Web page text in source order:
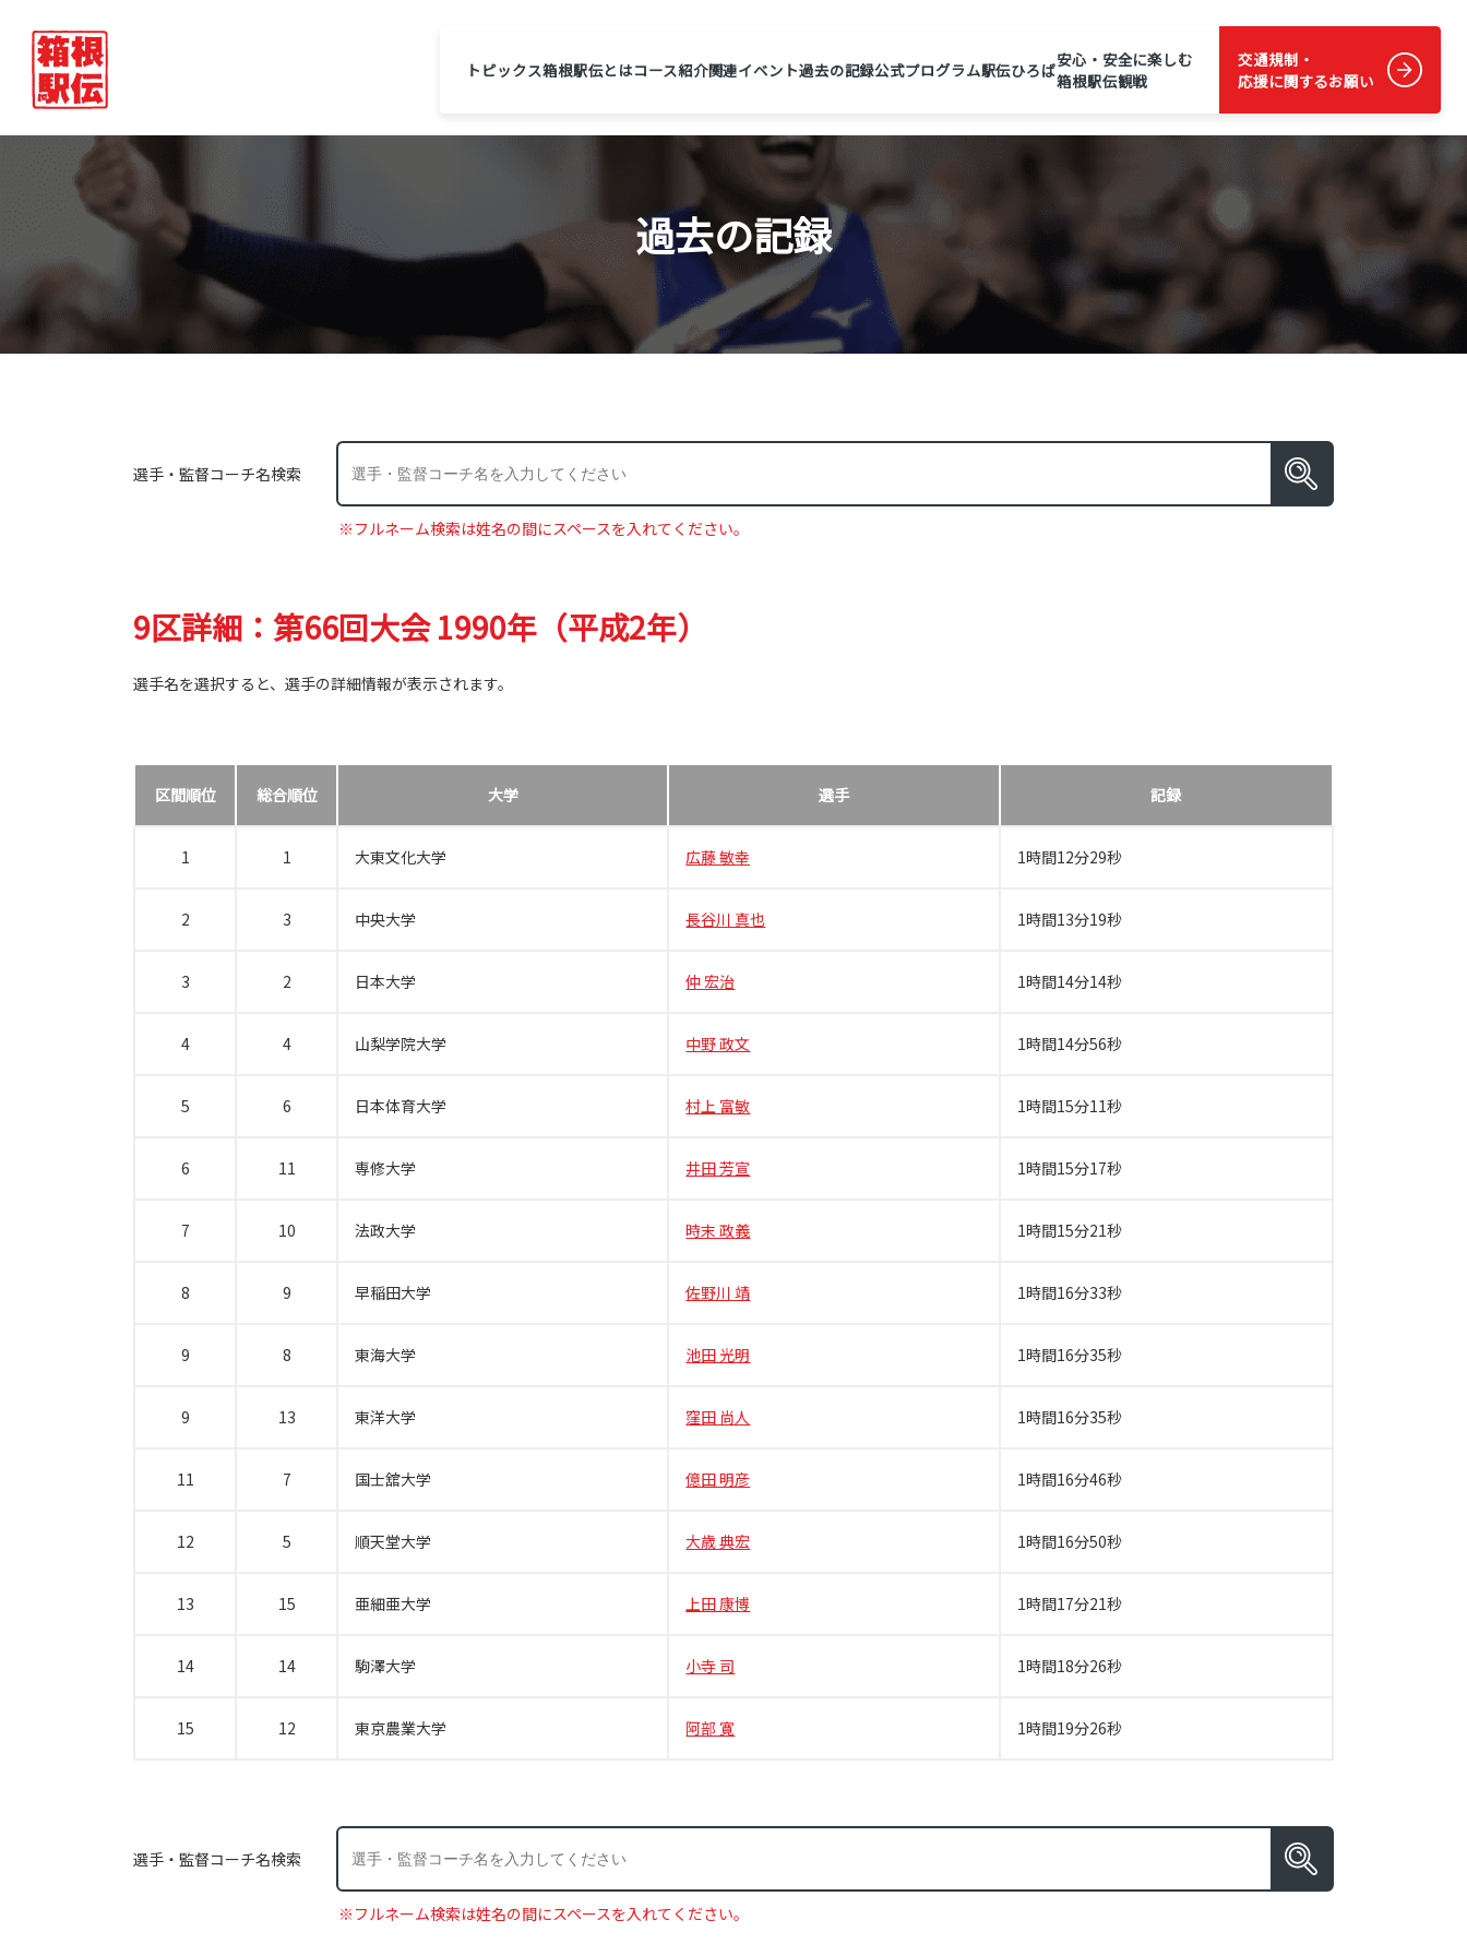
トピックス箱根駅伝とはコース紹介関連イベント過去の記録公式プログラム駅伝ひろば安心・安全に楽しむ
箱根駅伝観戦
交通規制・
応援に関するお願い
過去の記録
選手・監督コーチ名検索
※フルネーム検索は姓名の間にスペースを入れてください。
9区詳細：第66回大会 1990年（平成2年）
選手名を選択すると、選手の詳細情報が表示されます。
区間順位 総合順位 大学 選手 記録
1 1 大東文化大学 広藤 敏幸 1時間12分29秒
2 3 中央大学 長谷川 真也 1時間13分19秒
3 2 日本大学 仲 宏治 1時間14分14秒
4 4 山梨学院大学 中野 政文 1時間14分56秒
5 6 日本体育大学 村上 富敏 1時間15分11秒
6 11 専修大学 井田 芳宣 1時間15分17秒
7 10 法政大学 時末 政義 1時間15分21秒
8 9 早稲田大学 佐野川 靖 1時間16分33秒
9 8 東海大学 池田 光明 1時間16分35秒
9 13 東洋大学 窪田 尚人 1時間16分35秒
11 7 国士舘大学 億田 明彦 1時間16分46秒
12 5 順天堂大学 大歳 典宏 1時間16分50秒
13 15 亜細亜大学 上田 康博 1時間17分21秒
14 14 駒澤大学 小寺 司 1時間18分26秒
15 12 東京農業大学 阿部 寛 1時間19分26秒
選手・監督コーチ名検索
※フルネーム検索は姓名の間にスペースを入れてください。